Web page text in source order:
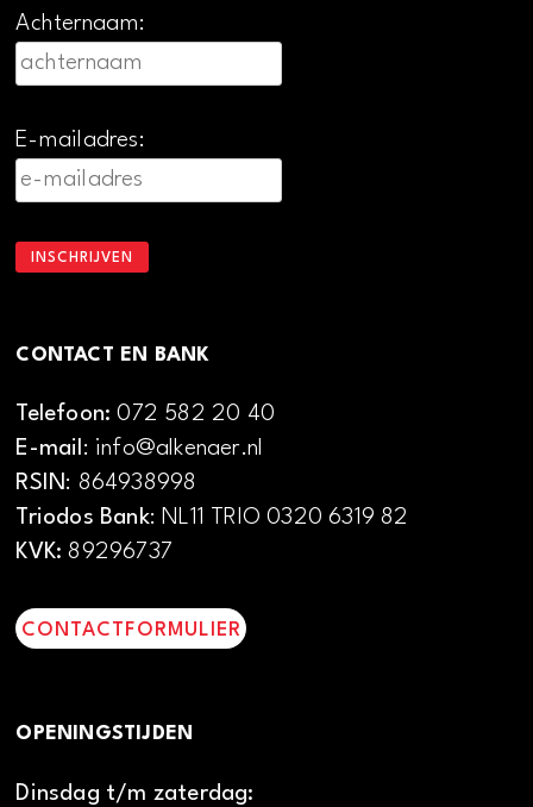
Achternaam:
E-mailadres:
CONTACT EN BANK
Telefoon:072 582 20 40
E-mail: info@alkenaer.nl
RSIN: 864938998
Triodos Bank: NL11 TRIO 0320 6319 82
KVK: 89296737
CONTACTFORMULIER
OPENINGSTIJDEN
Dinsdag t/m zaterdag: